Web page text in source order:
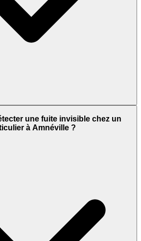
une fuite invisible chez un
à Amnéville ?